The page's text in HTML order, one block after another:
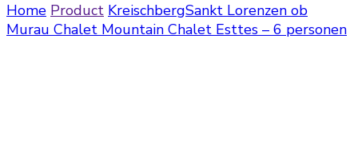
Home Product KreischbergSankt Lorenzen ob
Murau Chalet Mountain Chalet Esttes – 6 personen